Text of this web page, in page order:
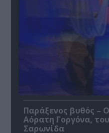
Παράξενος βυθός –
Αόρατη Γοργόνα,
Σαρωνίδα